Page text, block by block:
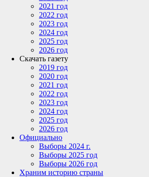
2021 год
2022 год
2023 год
2024 год
2025 год
2026 год
Скачать газету
2019 год
2020 год
2021 год
2022 год
2023 год
2024 год
2025 год
2026 год
Официально
Выборы 2024 г.
Выборы 2025 год
Выборы 2026 год
Храним историю страны